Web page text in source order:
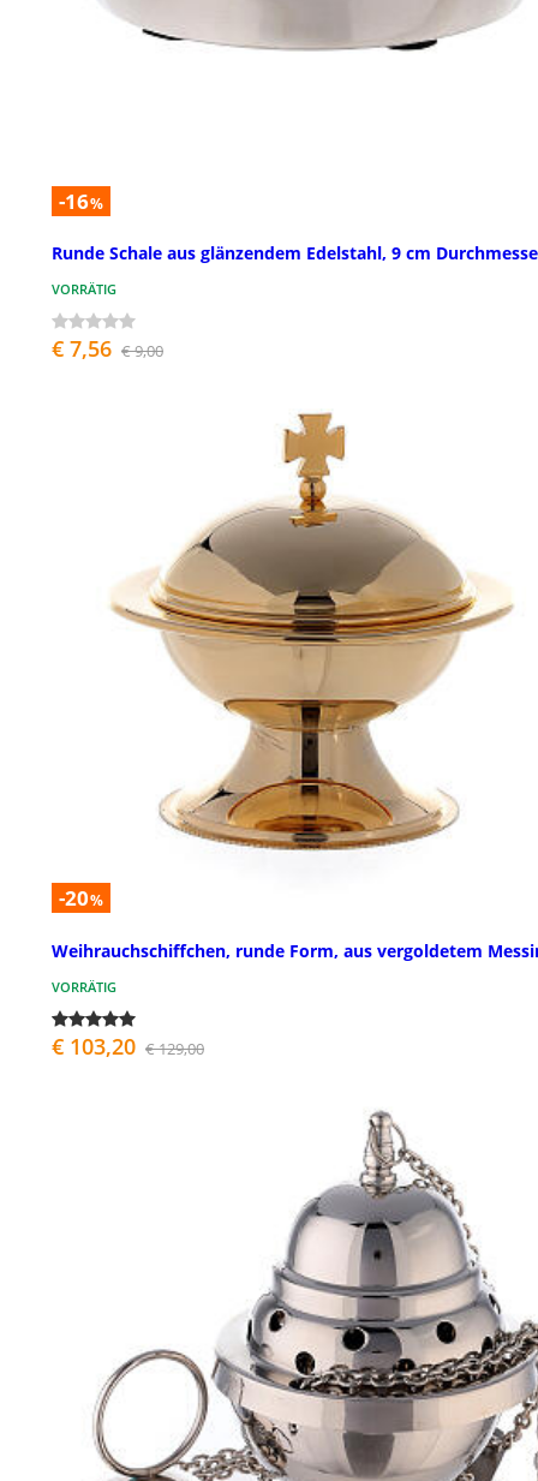
-16%
Runde Schale aus glänzendem Edelstahl, 9 cm
VORRÄTIG
€ 7,56 € 9,00
-20%
Weihrauchschiffchen, runde Form, aus vergoldetem
VORRÄTIG
€ 103,20 € 129,00